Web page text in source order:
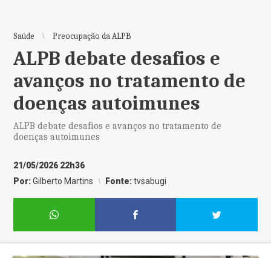
Saúde Preocupação da ALPB
ALPB debate desafios e
avanços no tratamento de
doenças autoimunes
ALPB debate desafios e avanços no tratamento de
doenças autoimunes
21/05/2026 22h36
Por:Gilberto Martins Fonte:tvsabugi